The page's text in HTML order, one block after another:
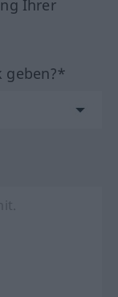
Ihrer
geben?*